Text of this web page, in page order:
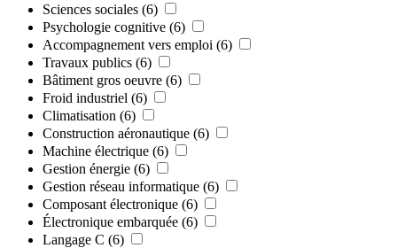
Sciences sociales (6)
Psychologie cognitive (6)
Accompagnement vers emploi (6)
Travaux publics (6)
Bâtiment gros oeuvre (6)
Froid industriel (6)
Climatisation (6)
Construction aéronautique (6)
Machine électrique (6)
Gestion énergie (6)
Gestion réseau informatique (6)
Composant électronique (6)
Électronique embarquée (6)
Langage C (6)